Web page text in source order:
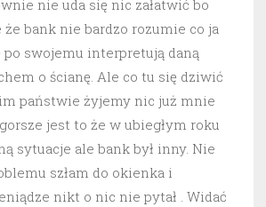
nie uda się nic załatwić bo
bank nie bardzo rozumie co ja
swojemu interpretują daną
o ścianę. Ale co tu się dziwić
państwie żyjemy nic już mnie
jest to że w ubiegłym roku
sytuacje ale bank był inny. Nie
szłam do okienka i
nikt o nic nie pytał . Widać